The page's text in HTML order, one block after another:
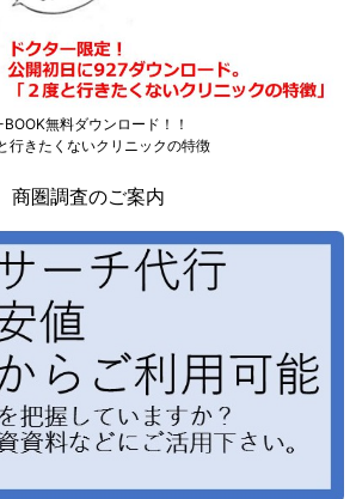
BOOK無料ダウンロード！！
行きたくないクリニックの特徴
商圏調査のご案内